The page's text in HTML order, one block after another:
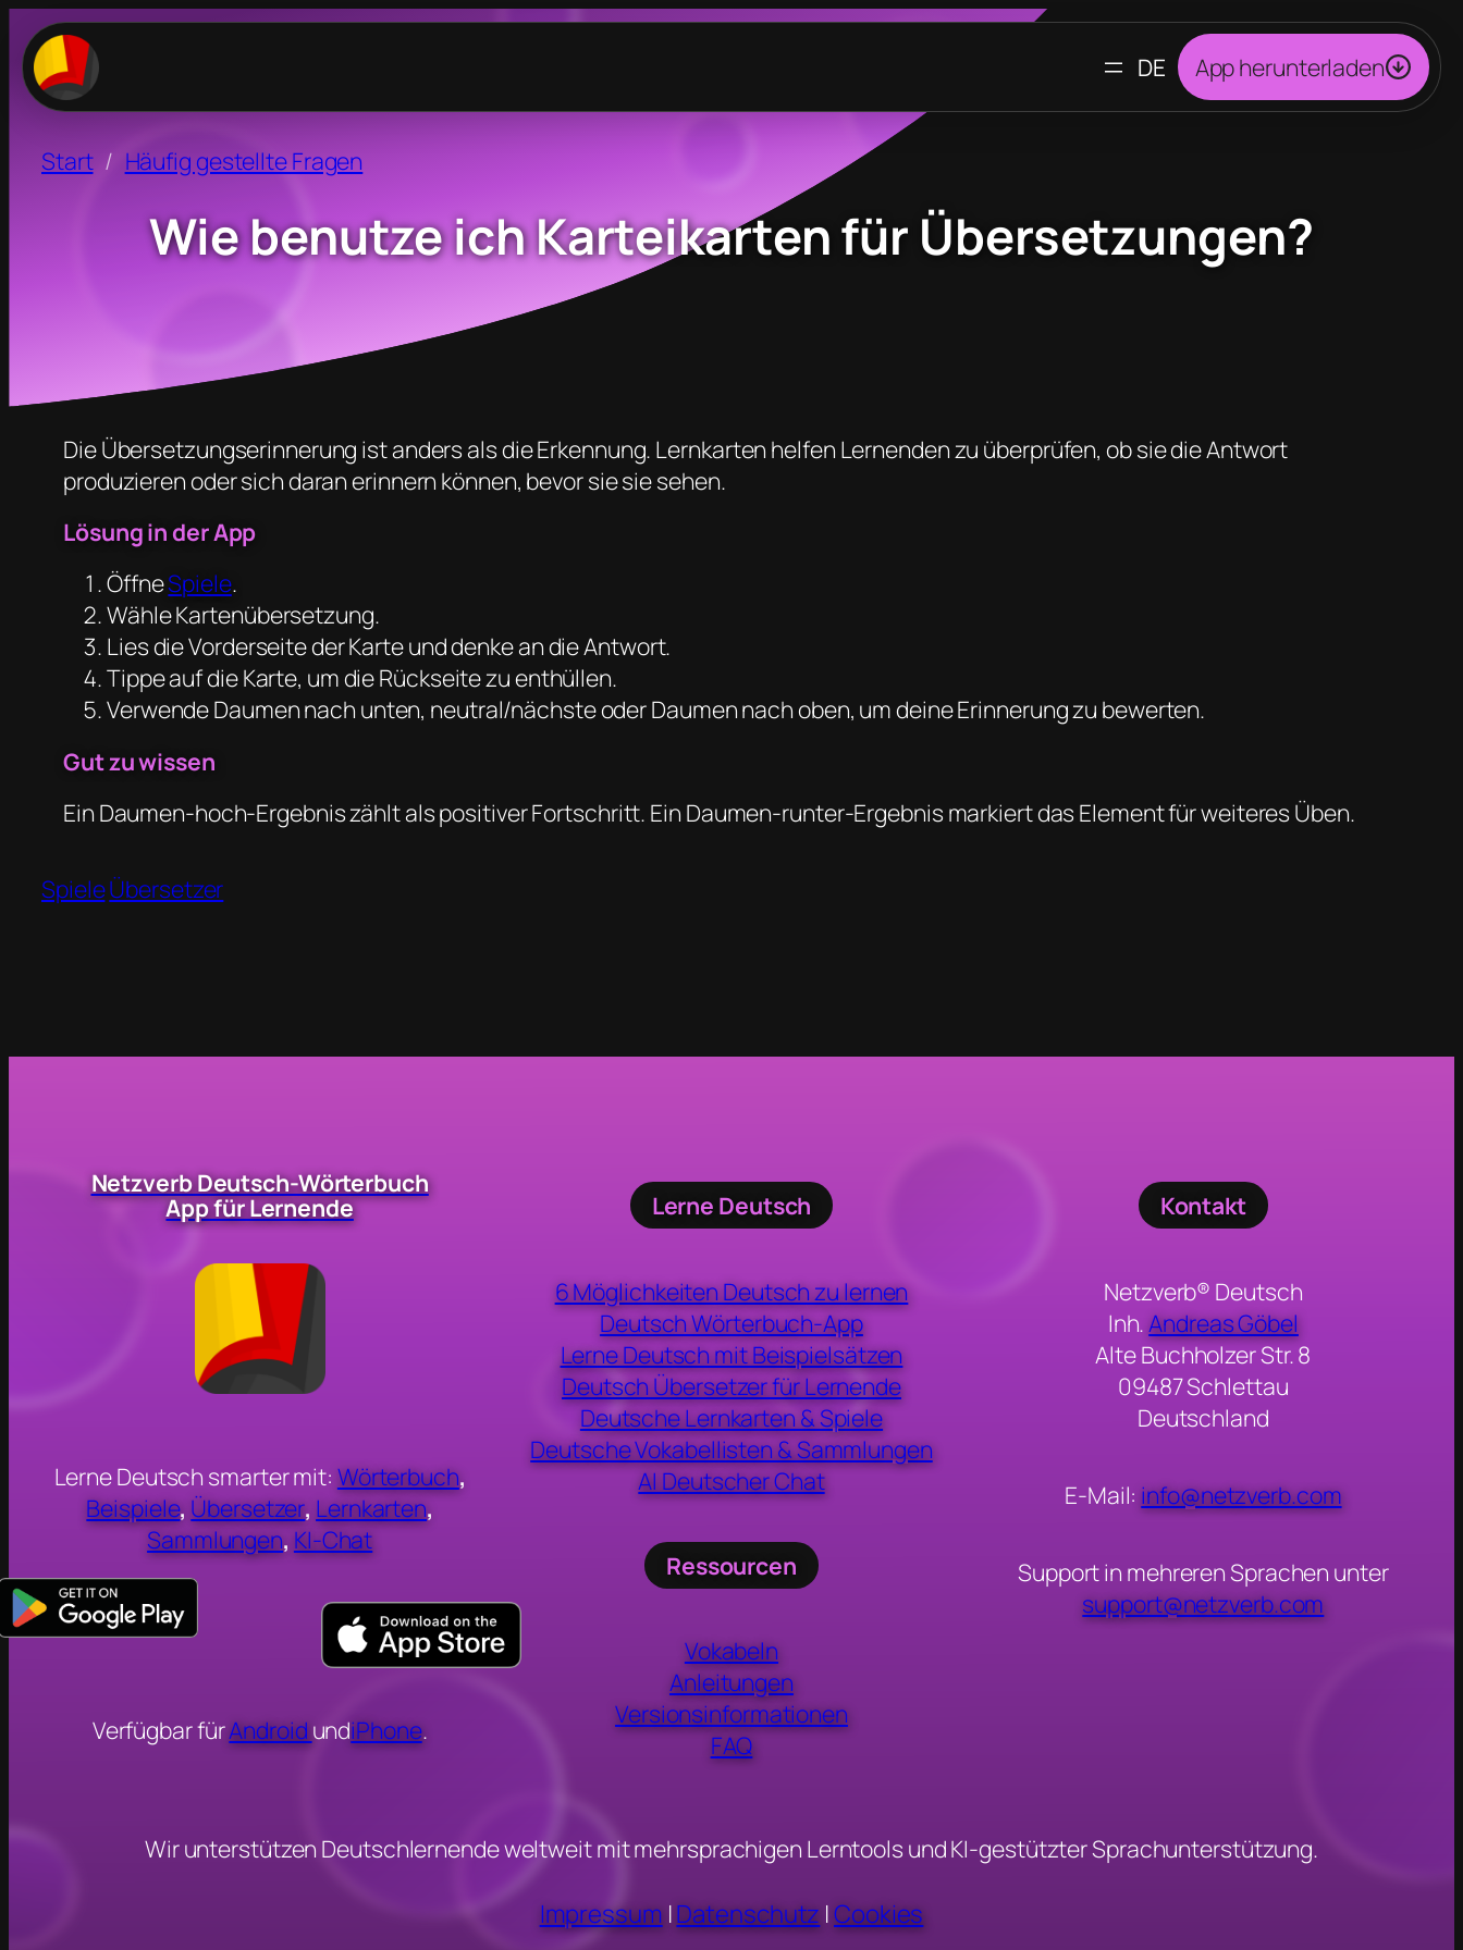
SPRACHE
AUSWÄHLEN
App herunterladen
Start Häufig gestellte Fragen
Wie benutze ich Karteikarten für Übersetzungen?
Die Übersetzungserinnerung ist anders als die Erkennung. Lernkarten helfen Lernenden zu überprüfen, ob sie die Antwort
produzieren oder sich daran erinnern können, bevor sie sie sehen.
Lösung in der App
ÖffneSpiele.
Wähle Kartenübersetzung.
Lies die Vorderseite der Karte und denke an die Antwort.
Tippe auf die Karte, um die Rückseite zu enthüllen.
Verwende Daumen nach unten, neutral/nächste oder Daumen nach oben, um deine Erinnerung zu bewerten.
Gut zu wissen
Ein Daumen-hoch-Ergebnis zählt als positiver Fortschritt. Ein Daumen-runter-Ergebnis markiert das Element für weiteres Üben.
SpieleÜbersetzer
Netzverb Deutsch-Wörterbuch
App für Lernende
Lerne Deutsch smarter mit: Wörterbuch,
Beispiele, Übersetzer, Lernkarten,
Sammlungen, KI-Chat
Verfügbar fürAndroidundiPhone.
Lerne Deutsch
6 Möglichkeiten Deutsch zu lernen
Deutsch Wörterbuch-App
Lerne Deutsch mit Beispielsätzen
Deutsch Übersetzer für Lernende
Deutsche Lernkarten & Spiele
Deutsche Vokabellisten & Sammlungen
AI Deutscher Chat
Ressourcen
Vokabeln
Anleitungen
Versionsinformationen
FAQ
Kontakt
Netzverb® Deutsch
Inh.Andreas Göbel
Alte Buchholzer Str. 8
09487 Schlettau
Deutschland
E-Mail: info@netzverb.com
Support in mehreren Sprachen unter
support@netzverb.com
Wir unterstützen Deutschlernende weltweit mit mehrsprachigen Lerntools und KI-gestützter Sprachunterstützung.
Impressum |Datenschutz |Cookies